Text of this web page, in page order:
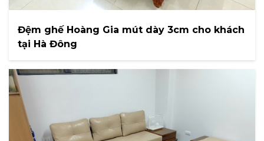
Đệm ghế Hoàng Gia mút dày 3cm cho khách
tại Hà Đông